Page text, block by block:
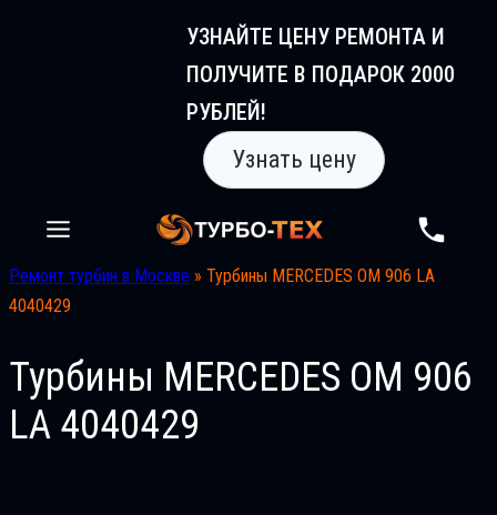
УЗНАЙТЕ ЦЕНУ РЕМОНТА И
ПОЛУЧИТЕ В ПОДАРОК 2000
РУБЛЕЙ!
Узнать цену
Ремонт турбин в Москве » Турбины MERCEDES OM 906 LA
4040429
Турбины MERCEDES OM 906
LA 4040429